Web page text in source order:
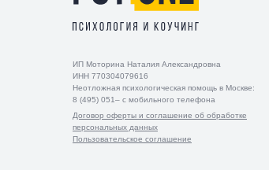
ИП Моторина Наталия Александровна
ИНН 770304079616
Неотложная психологическая помощь в Москве:
8 (495) 051– с мобильного телефона
Договор оферты и соглашение об обработке
персональных данных
Пользовательское соглашение